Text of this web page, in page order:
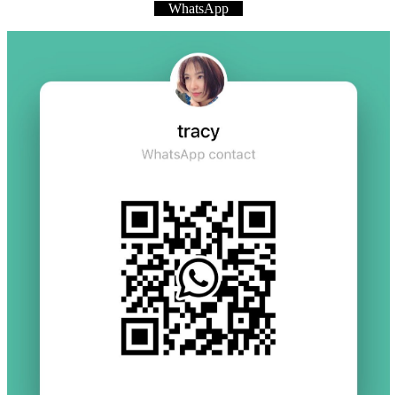
WhatsApp